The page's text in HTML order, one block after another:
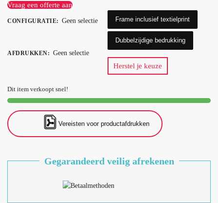
Vraag een offerte aan
CONFIGURATIE: Geen selectie Frame inclusief textielprint
AFDRUKKEN: Geen selectie
Dubbelzijdige bedrukking
Herstel je keuze
Dit item verkoopt snel!
Vereisten voor productafdrukken
Gegarandeerd veilig afrekenen